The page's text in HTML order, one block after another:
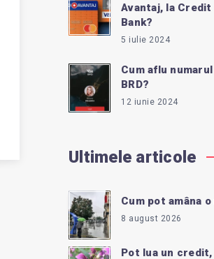
Avantaj, la Credit
Bank?
5 iulie 2024
Cum aflu
BRD?
12 iunie 2024
Ultimele articole
Cum pot amâna
8 august 2026
Pot lua un credit,